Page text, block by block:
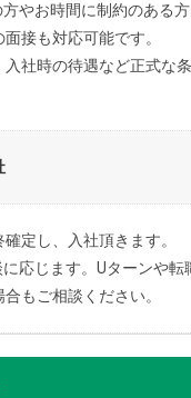
やお時間に制約のある
接も対応可能です。
社時の待遇など正式な
定し、入社頂きます。
応じます。Uターンや転
もご相談ください。